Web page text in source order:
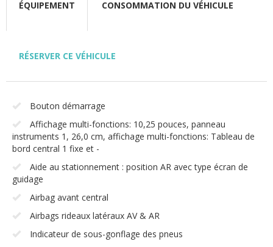
ÉQUIPEMENT CONSOMMATION DU VÉHICULE
RÉSERVER CE VÉHICULE
Bouton démarrage
Affichage multi-fonctions: 10,25 pouces, panneau
instruments 1, 26,0 cm, affichage multi-fonctions: Tableau de
bord central 1 fixe et -
Aide au stationnement : position AR avec type écran de
guidage
Airbag avant central
Airbags rideaux latéraux AV & AR
Indicateur de sous-gonflage des pneus